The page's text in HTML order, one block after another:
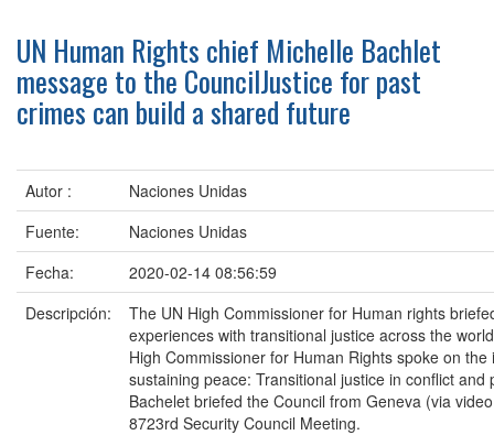
UN Human Rights chief Michelle Bachlet
message to the CouncilJustice for past
crimes can build a shared future
Autor :
Naciones Unidas
Fuente:
Naciones Unidas
Fecha:
2020-02-14 08:56:59
Descripción:
The UN High Commissioner for Human rights
experiences with transitional justice across the
High Commissioner for Human Rights spoke on
sustaining peace: Transitional justice in conflict and
Bachelet briefed the Council from Geneva (via
8723rd Security Council Meeting.